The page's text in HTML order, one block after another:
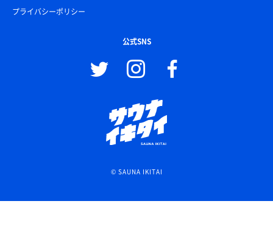
プライバシーポリシー
公式SNS
© SAUNA IKITAI